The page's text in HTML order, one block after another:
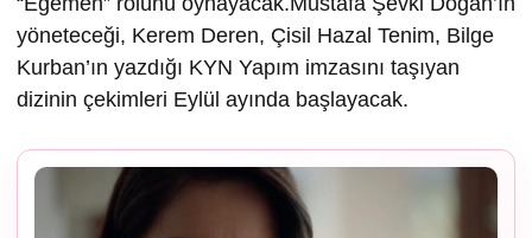
yöneteceği, Kerem Deren, Çisil Hazal Tenim, Bilge
Kurban’ın yazdığı KYN Yapım imzasını taşıyan
dizinin çekimleri Eylül ayında başlayacak.